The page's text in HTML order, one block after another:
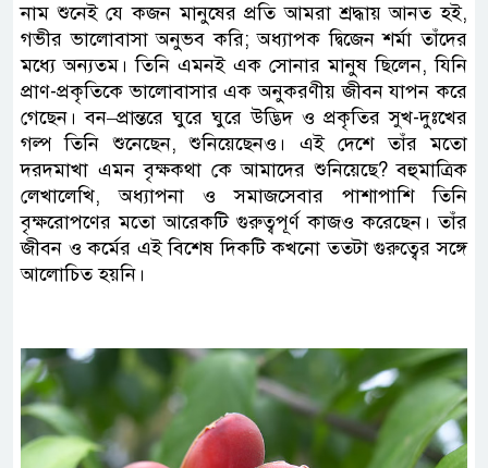
নাম শুনেই যে কজন মানুষের প্রতি আমরা শ্রদ্ধায় আনত হই,
গভীর ভালোবাসা অনুভব করি; অধ্যাপক দ্বিজেন শর্মা তাঁদের
মধ্যে অন্যতম। তিনি এমনই এক সোনার মানুষ ছিলেন, যিনি
প্রাণ-প্রকৃতিকে ভালোবাসার এক অনুকরণীয় জীবন যাপন করে
গেছেন। বন–প্রান্তরে ঘুরে ঘুরে উদ্ভিদ ও প্রকৃতির সুখ-দুঃখের
গল্প তিনি শুনেছেন, শুনিয়েছেনও। এই দেশে তাঁর মতো
দরদমাখা এমন বৃক্ষকথা কে আমাদের শুনিয়েছে? বহুমাত্রিক
লেখালেখি, অধ্যাপনা ও সমাজসেবার পাশাপাশি তিনি
বৃক্ষরোপণের মতো আরেকটি গুরুত্বপূর্ণ কাজও করেছেন। তাঁর
জীবন ও কর্মের এই বিশেষ দিকটি কখনো ততটা গুরুত্বের সঙ্গে
আলোচিত হয়নি।